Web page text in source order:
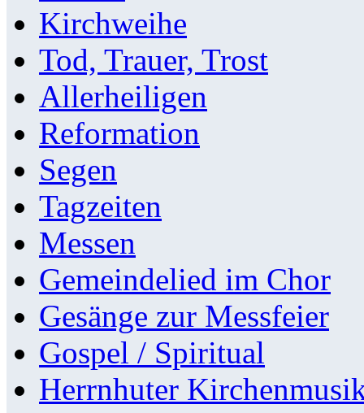
Kirchweihe
Tod, Trauer, Trost
Allerheiligen
Reformation
Segen
Tagzeiten
Messen
Gemeindelied im Chor
Gesänge zur Messfeier
Gospel / Spiritual
Herrnhuter